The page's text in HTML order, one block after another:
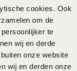
cookies. Ook
om de
te
wij en derde
onze website
wij en derden onze